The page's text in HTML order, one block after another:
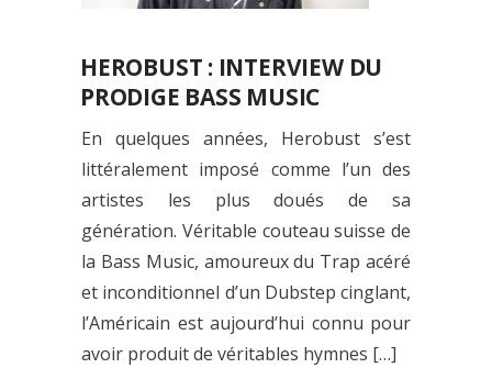
HEROBUST : INTERVIEW DU
PRODIGE BASS MUSIC
En quelques années, Herobust s’est
littéralement imposé comme l’un des
artistes les plus doués de sa
génération. Véritable couteau suisse de
la Bass Music, amoureux du Trap acéré
et inconditionnel d’un Dubstep cinglant,
l’Américain est aujourd’hui connu pour
avoir produit de véritables hymnes […]